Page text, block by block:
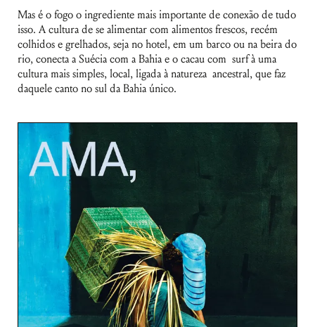
Mas é o fogo o ingrediente mais importante de conexão de tudo
isso. A cultura de se alimentar com alimentos frescos, recém
colhidos e grelhados, seja no hotel, em um barco ou na beira do
rio, conecta a Suécia com a Bahia e o cacau com surf à uma
cultura mais simples, local, ligada à natureza ancestral, que faz
daquele canto no sul da Bahia único.